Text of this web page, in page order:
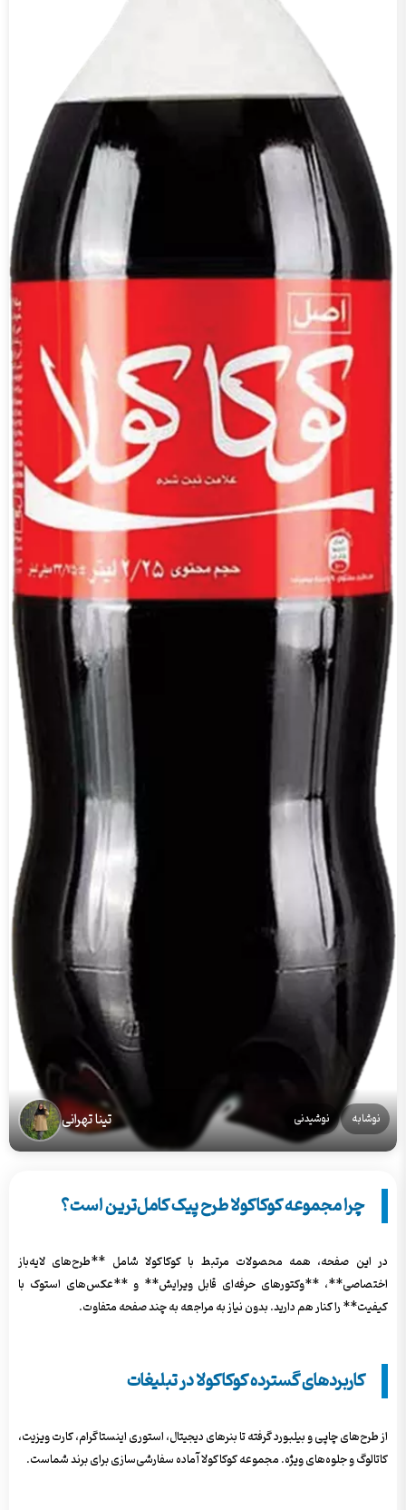
نوشابه نوشیدنی تینا تهرانی
چرا مجموعه کوکاکولا طرح پیک کامل‌ترین است؟
در این صفحه، همه محصولات مرتبط با کوکاکولا شامل **طرح‌های لایه‌باز
اختصاصی**، **وکتورهای حرفه‌ای قابل ویرایش** و **عکس‌های استوک با
کیفیت** را کنار هم دارید. بدون نیاز به مراجعه به چند صفحه متفاوت.
کاربردهای گسترده کوکاکولا در تبلیغات
از طرح‌های چاپی و بیلبورد گرفته تا بنرهای دیجیتال، استوری اینستاگرام، کارت ویزیت،
کاتالوگ و جلوه‌های ویژه. مجموعه کوکاکولا آماده سفارشی‌سازی برای برند شماست.